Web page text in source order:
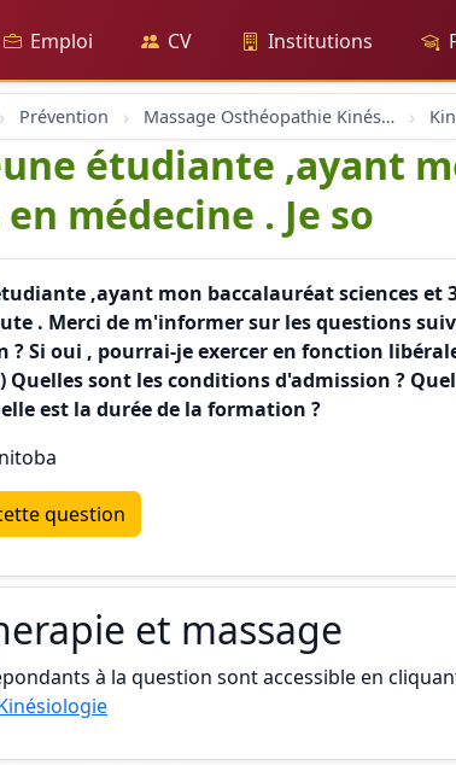
Emploi CV Institutions
Prévention Massage Osthéopathie Kinésiologie
étudiante ,ayant
médecine . Je so
,ayant mon baccalauréat sciences
. Merci de m'informer sur les questions
? Si oui , pourrai-je exercer en fonction
Quelles sont les conditions d'admission ?
est la durée de la formation ?
question
et massage
à la question sont accessible en